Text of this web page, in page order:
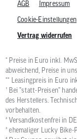
AGB Impressum
Cookie-Einstellungen
Vertrag widerrufen
* Preise in Euro inkl.
abweichend, Preise in
** Leasingpreis in Euro
¹ Bei "statt-Preisen"
des Herstellers.
vorbehalten.
² Versandkostenfrei in
³ ehemaliger Lucky Bike-